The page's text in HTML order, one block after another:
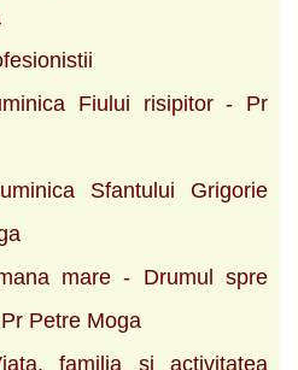
Fiului risipitor - Pr
Sfantului Grigorie
mare - Drumul spre
Petre Moga
familia si activitatea